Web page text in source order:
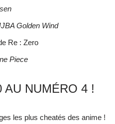
Golden Wind
Re : Zero
Piece
AU NUMÉRO 4 !
les plus cheatés des anime !